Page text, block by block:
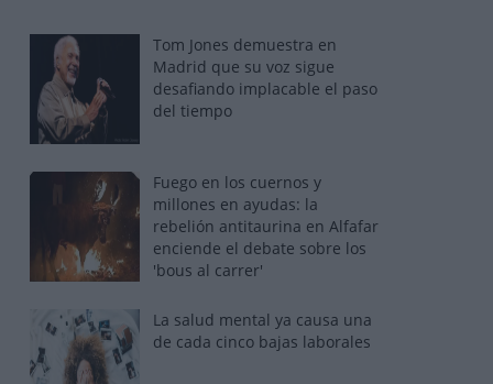
Tom Jones demuestra en
Madrid que su voz sigue
desafiando implacable el paso
del tiempo
Fuego en los cuernos y
millones en ayudas: la
rebelión antitaurina en Alfafar
enciende el debate sobre los
'bous al carrer'
La salud mental ya causa una
de cada cinco bajas laborales